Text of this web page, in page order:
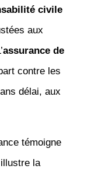
civile
aux
assurance de
contre les
délai, aux
témoigne
la